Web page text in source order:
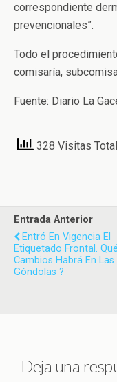
correspondiente
prevencionales”.
Todo el
comisaría,
Fuente: Diario La
328 Visitas
Entrada Anterior
Entró En Vigencia El
Etiquetado Frontal. Qué
Cambios Habrá En Las
Góndolas ?
Deja una